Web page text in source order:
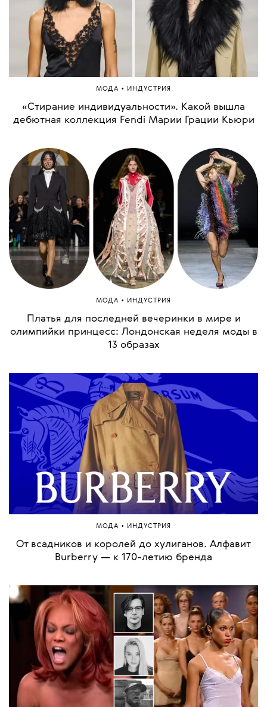
МОДА • ИНДУСТРИЯ
«‎Стирание индивидуальности». Какой вышла
дебютная коллекция Fendi Марии Грации Кьюри
МОДА • ИНДУСТРИЯ
Платья для последней вечеринки в мире и
олимпийки принцесс: Лондонская неделя моды в
13 образах
МОДА • ИНДУСТРИЯ
От всадников и королей до хулиганов. Алфавит
Burberry — к 170-летию бренда